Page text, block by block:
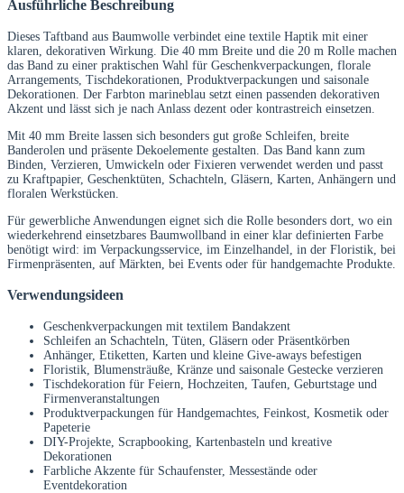
Ausführliche Beschreibung
Dieses Taftband aus Baumwolle verbindet eine textile Haptik mit einer
klaren, dekorativen Wirkung. Die 40 mm Breite und die 20 m Rolle machen
das Band zu einer praktischen Wahl für Geschenkverpackungen, florale
Arrangements, Tischdekorationen, Produktverpackungen und saisonale
Dekorationen. Der Farbton marineblau setzt einen passenden dekorativen
Akzent und lässt sich je nach Anlass dezent oder kontrastreich einsetzen.
Mit 40 mm Breite lassen sich besonders gut große Schleifen, breite
Banderolen und präsente Dekoelemente gestalten. Das Band kann zum
Binden, Verzieren, Umwickeln oder Fixieren verwendet werden und passt
zu Kraftpapier, Geschenktüten, Schachteln, Gläsern, Karten, Anhängern und
floralen Werkstücken.
Für gewerbliche Anwendungen eignet sich die Rolle besonders dort, wo ein
wiederkehrend einsetzbares Baumwollband in einer klar definierten Farbe
benötigt wird: im Verpackungsservice, im Einzelhandel, in der Floristik, bei
Firmenpräsenten, auf Märkten, bei Events oder für handgemachte Produkte.
Verwendungsideen
Geschenkverpackungen mit textilem Bandakzent
Schleifen an Schachteln, Tüten, Gläsern oder Präsentkörben
Anhänger, Etiketten, Karten und kleine Give-aways befestigen
Floristik, Blumensträuße, Kränze und saisonale Gestecke verzieren
Tischdekoration für Feiern, Hochzeiten, Taufen, Geburtstage und
Firmenveranstaltungen
Produktverpackungen für Handgemachtes, Feinkost, Kosmetik oder
Papeterie
DIY-Projekte, Scrapbooking, Kartenbasteln und kreative
Dekorationen
Farbliche Akzente für Schaufenster, Messestände oder
Eventdekoration